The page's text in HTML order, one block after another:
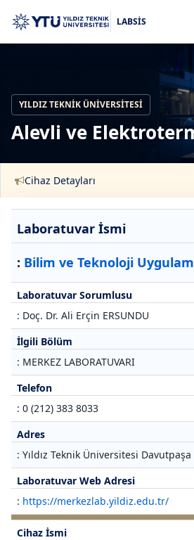
LABSİS
YILDIZ TEKNIK ÜNIVERSITESI
Alevli ve
Cihaz Detayları
Laboratuvar İsmi
: Bilim ve Teknoloji
Laboratuvar Sorumlusu
: Doç. Dr. Ali Erçin ERSUNDU
İlgili Bölüm
: MERKEZ LABORATUVARI
Telefon
: 0 (212) 383 8033
Adres
: Yıldız Teknik Üniversitesi
Laboratuvar Web Adresi
: https://merkezlab.yildiz.edu.tr/
Cihaz İsmi